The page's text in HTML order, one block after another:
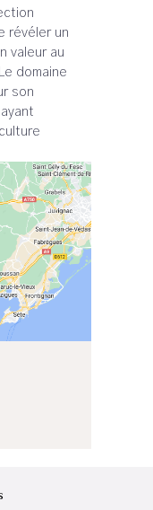
révéler un
valeur au
domaine
son